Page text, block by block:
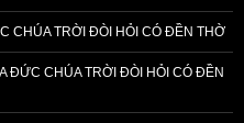
CHÚA TRỜI ĐÒI HỎI CÓ ĐỀN THỜ
ĐỨC CHÚA TRỜI ĐÒI HỎI CÓ ĐỀN